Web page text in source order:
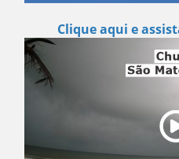
Clique aqui e